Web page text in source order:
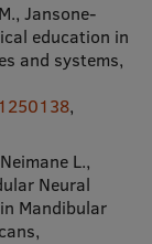
Jansone-
education in
and systems,
,
L.,
Neural
Mandibular